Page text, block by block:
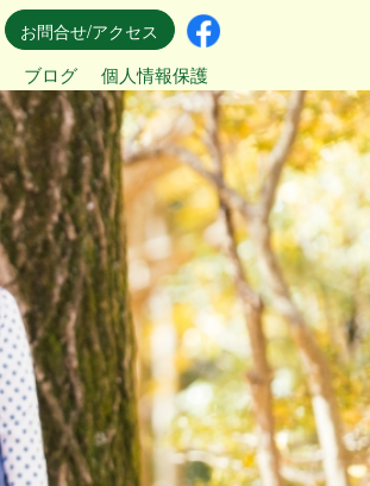
お問合せ/アクセス
ブログ 個人情報保護